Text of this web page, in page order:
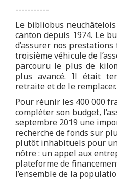
-----------
Le bibliobus
canton depuis 1974. Le
d’assurer nos prestations
troisième véhicule de
parcouru le plus de
plus avancé. Il était
retraite et de le remplacer.
Pour réunir les 400 000
compléter son budget,
septembre 2019 une
recherche de fonds sur
plutôt inhabituels pour
nôtre : un appel aux
plateforme de
l’ensemble de la